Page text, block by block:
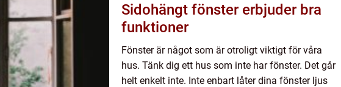
Sidohängt fönster erbjuder bra
funktioner
Fönster är något som är otroligt viktigt för våra
hus. Tänk dig ett hus som inte har fönster. Det går
helt enkelt inte. Inte enbart låter dina fönster ljus